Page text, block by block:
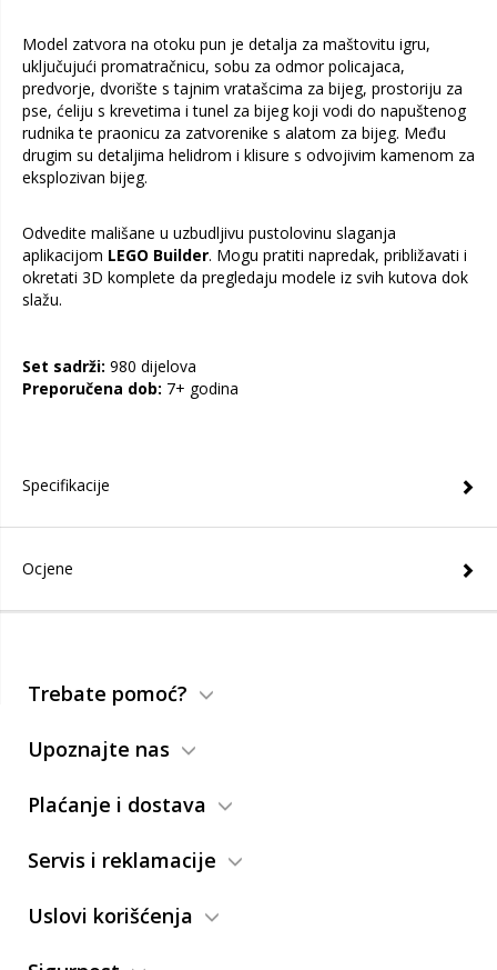
Model zatvora na otoku pun je detalja za maštovitu igru,
uključujući promatračnicu, sobu za odmor policajaca,
predvorje, dvorište s tajnim vratašcima za bijeg, prostoriju za
pse, ćeliju s krevetima i tunel za bijeg koji vodi do napuštenog
rudnika te praonicu za zatvorenike s alatom za bijeg. Među
drugim su detaljima helidrom i klisure s odvojivim kamenom za
eksplozivan bijeg.
Odvedite mališane u uzbudljivu pustolovinu slaganja
aplikacijom LEGO Builder. Mogu pratiti napredak, približavati i
okretati 3D komplete da pregledaju modele iz svih kutova dok
slažu.
Set sadrži: 980 dijelova
Preporučena dob: 7+ godina
Specifikacije
Ocjene
Trebate pomoć?
Upoznajte nas
Plaćanje i dostava
Servis i reklamacije
Uslovi korišćenja